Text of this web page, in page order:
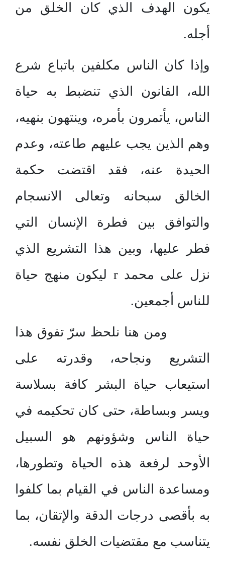
يكون الهدف الذي كان الخلق من
أجله.
وإذا كان الناس مكلفين باتباع شرع
الله، القانون الذي تنضبط به حياة
الناس، يأتمرون بأمره، وينتهون بنهيه،
وهم الذين يجب عليهم طاعته، وعدم
الحيدة عنه، فقد اقتضت حكمة
الخالق سبحانه وتعالى الانسجام
والتوافق بين فطرة الإنسان التي
فطر عليها، وبين هذا التشريع الذي
نزل على محمد r ليكون منهج حياة
للناس أجمعين.
ومن هنا نلحظ سرّ تفوق هذا
التشريع ونجاحه، وقدرته على
استيعاب حياة البشر كافة بسلاسة
ويسر وبساطة، حتى كان تحكيمه في
حياة الناس وشؤونهم هو السبيل
الأوحد لرفعة هذه الحياة وتطورها،
ومساعدة الناس في القيام بما كلفوا
به بأقصى درجات الدقة والإتقان، بما
يتناسب مع مقتضيات الخلق نفسه.